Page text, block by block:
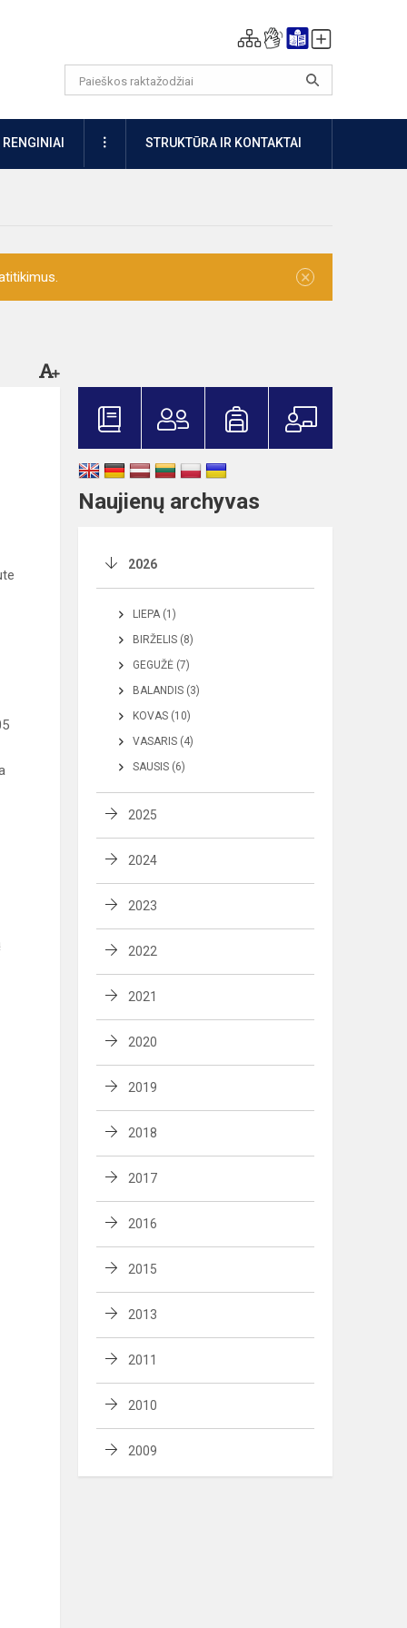
RENGINIAI DAUGIAUSTRUKTŪRA IR KONTAKTAI
×
Naujienų archyvas
2026
LIEPA (1)
BIRŽELIS (8)
GEGUŽĖ (7)
BALANDIS (3)
KOVAS (10)
VASARIS (4)
SAUSIS (6)
2025
2024
2023
2022
2021
2020
2019
2018
2017
2016
2015
2013
2011
2010
2009